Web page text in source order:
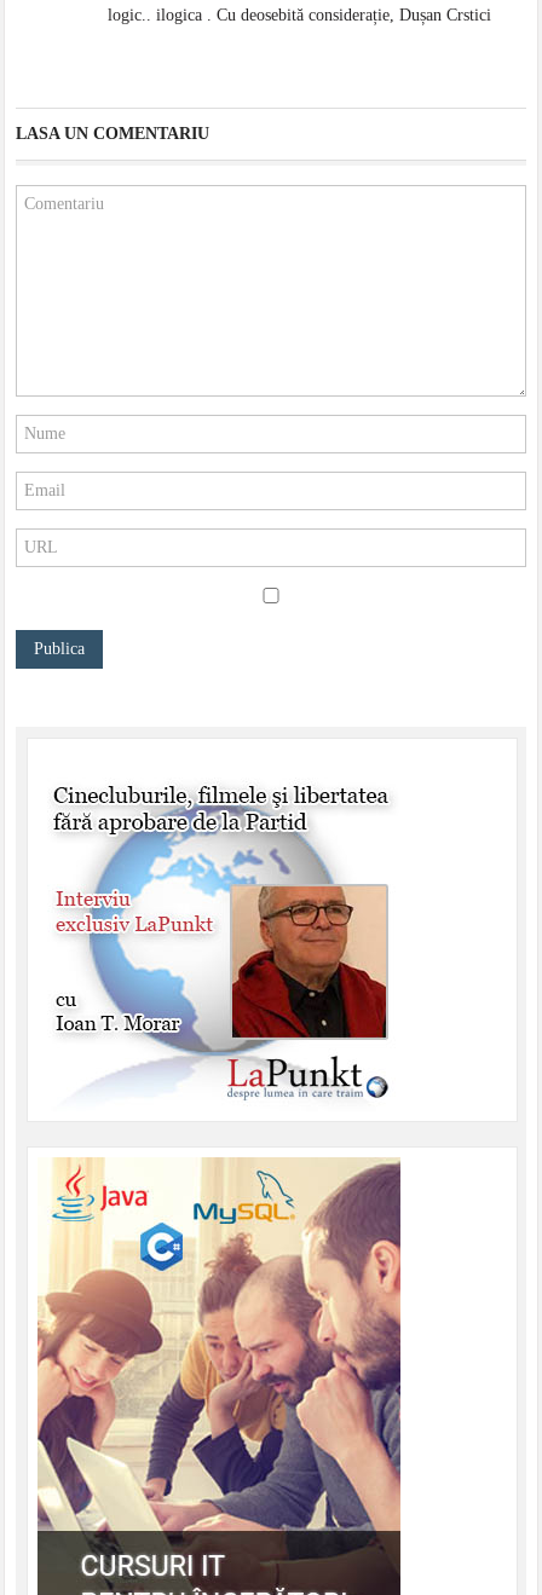
logic.. ilogica . Cu deosebită considerație, Dușan Crstici
LASA UN COMENTARIU